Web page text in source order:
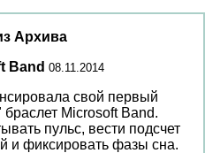
Архива
Band 08.11.2014
свой первый
Microsoft Band.
пульс, вести подсчет
и фиксировать фазы сна.